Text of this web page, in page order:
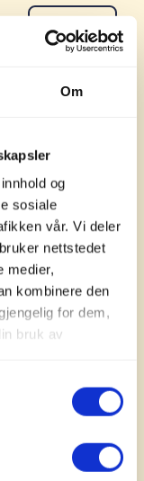
Om
og
sosiale
vår. Vi deler
nettstedet
medier,
kombinere den
for dem,
bruk av
Meny
Friluftsliv